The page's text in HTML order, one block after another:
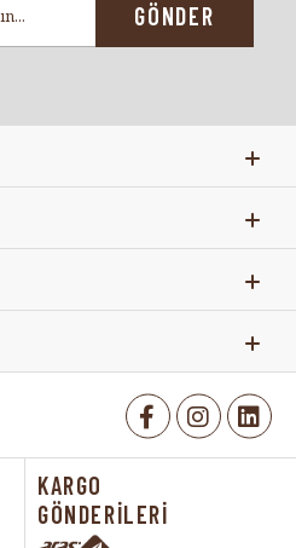
GÖNDER
KARGO
GÖNDERİLERİ